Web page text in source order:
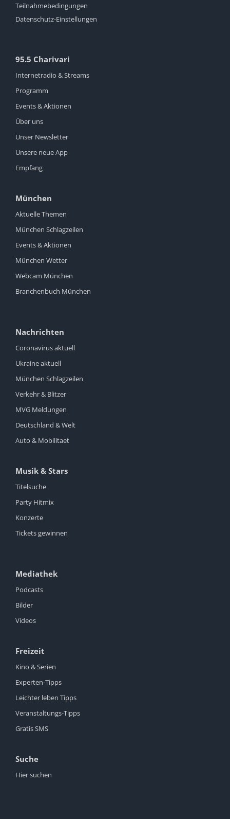
Teilnahmebedingungen
Datenschutz-Einstellungen
95.5 Charivari
Internetradio & Streams
Programm
Events & Aktionen
Über uns
Unser Newsletter
Unsere neue App
Empfang
München
Aktuelle Themen
München Schlagzeilen
Events & Aktionen
München Wetter
Webcam München
Branchenbuch München
Nachrichten
Coronavirus aktuell
Ukraine aktuell
München Schlagzeilen
Verkehr & Blitzer
MVG Meldungen
Deutschland & Welt
Auto & Mobilitaet
Musik & Stars
Titelsuche
Party Hitmix
Konzerte
Tickets gewinnen
Mediathek
Podcasts
Bilder
Videos
Freizeit
Kino & Serien
Experten-Tipps
Leichter leben Tipps
Veranstaltungs-Tipps
Gratis SMS
Suche
Hier suchen